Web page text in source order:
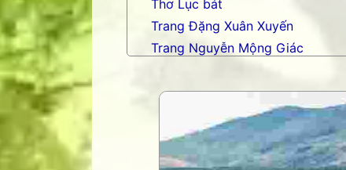
Thơ Lục bát
Trang Đặng Xuân Xuyến
Trang Nguyễn Mộng Giác
Trang Phạm Duy
Trang thơ Hoàng Nguyên Chương
Trang thơ Thụy Du
Trang thơ+ Luân Hoán